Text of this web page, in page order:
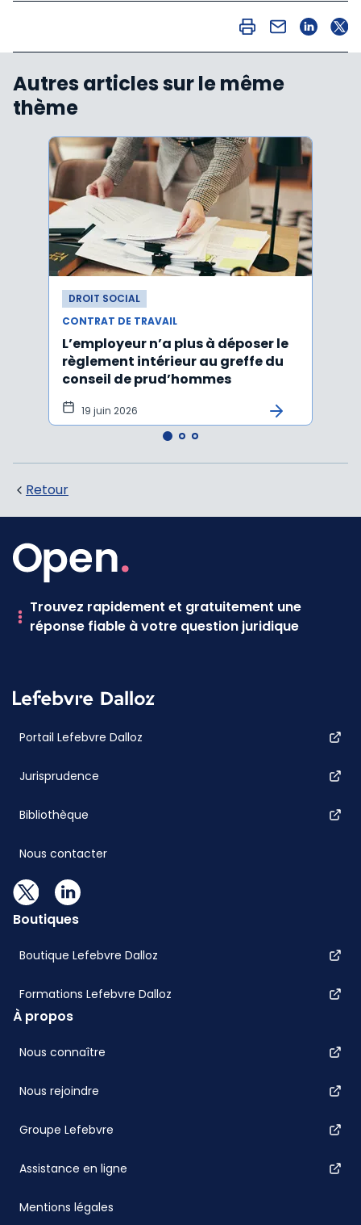
Autres articles sur le même
thème
DROIT SOCIAL
CONTRAT DE TRAVAIL
L’employeur n’a plus à déposer le
règlement intérieur au greffe du
conseil de prud’hommes
19 juin 2026
Retour
Trouvez rapidement et gratuitement une
réponse fiable à votre question juridique
Portail Lefebvre Dalloz
Jurisprudence
Bibliothèque
Nous contacter
Boutiques
Boutique Lefebvre Dalloz
Formations Lefebvre Dalloz
À propos
Nous connaître
Nous rejoindre
Groupe Lefebvre
Assistance en ligne
Mentions légales